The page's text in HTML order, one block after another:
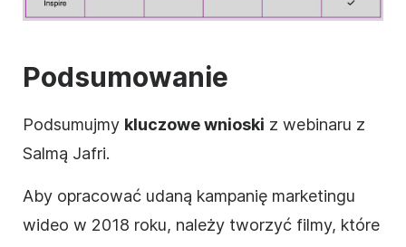
Podsumowanie
Podsumujmy kluczowe wnioski z webinaru z
Salmą Jafri.
Aby opracować udaną kampanię marketingu
wideo w 2018 roku, należy tworzyć filmy, które